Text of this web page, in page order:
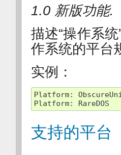
1.0 新版功能.
描述“操作系
作系统的平台
实例：
Platform:
Platform: RareDOS
支持的平台